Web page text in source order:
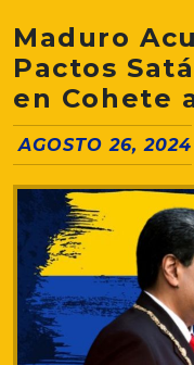
Maduro
Pactos
en Cohete
AGOSTO 26, 2024